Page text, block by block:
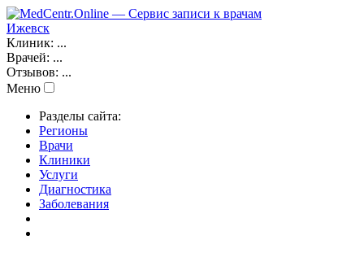
Ижевск
Клиник: ...
Врачей: ...
Отзывов: ...
Меню
Разделы сайта:
Регионы
Врачи
Клиники
Услуги
Диагностика
Заболевания